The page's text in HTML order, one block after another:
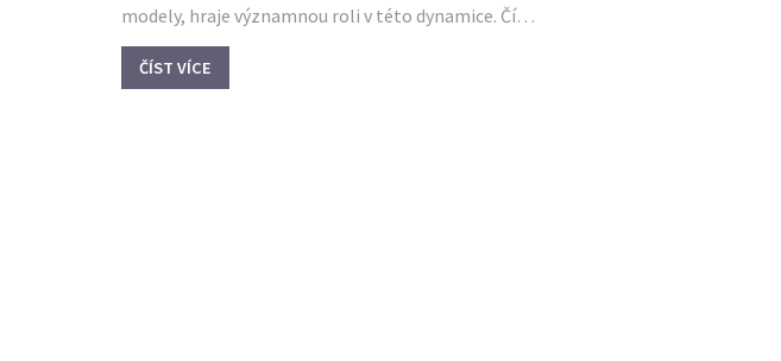
modely, hraje významnou roli v této dynamice. Čím
se Opel odlišuje a které modely si získaly srdce
zákazníků? Podíváme se na to, co dělá Opel tak
ČÍST VÍCE